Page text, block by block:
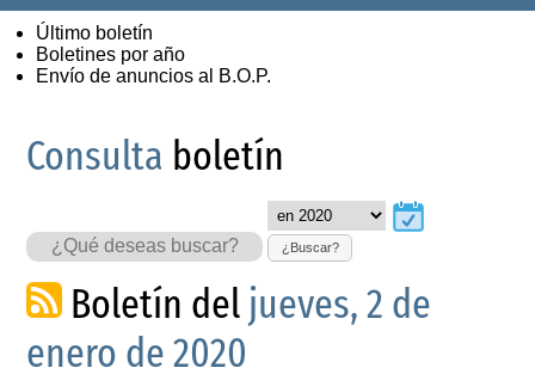
Último boletín
Boletines por año
Envío de anuncios al B.O.P.
Consulta boletín
¿Buscar?
Boletín del jueves, 2 de
enero de 2020